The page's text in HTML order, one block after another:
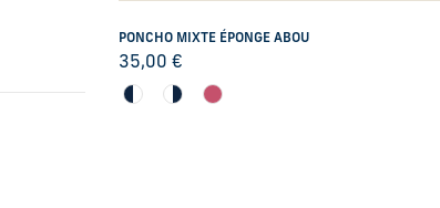
PONCHO MIXTE ÉPONGE ABOU
35,00 €